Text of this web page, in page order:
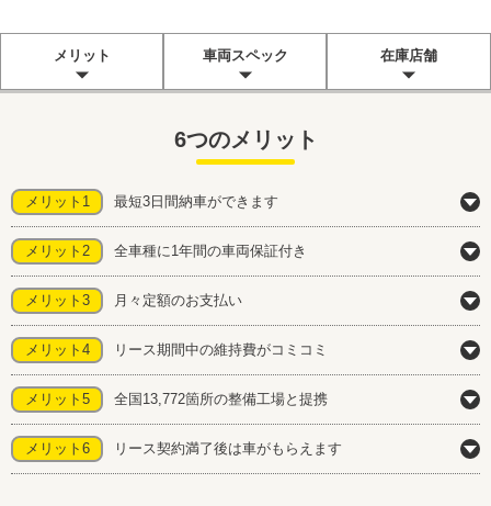
メリット 車両スペック 在庫店舗
6つのメリット
メリット1 最短3日間納車ができます
メリット2 全車種に1年間の車両保証付き
メリット3 月々定額のお支払い
メリット4 リース期間中の維持費がコミコミ
メリット5 全国13,772箇所の整備工場と提携
メリット6 リース契約満了後は車がもらえます